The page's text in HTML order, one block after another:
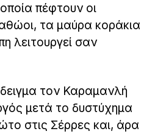
πέφτουν οι
τα μαύρα κοράκια
λειτουργεί σαν
τον Καραμανλή
μετά το δυστύχημα
στις Σέρρες και, άρα